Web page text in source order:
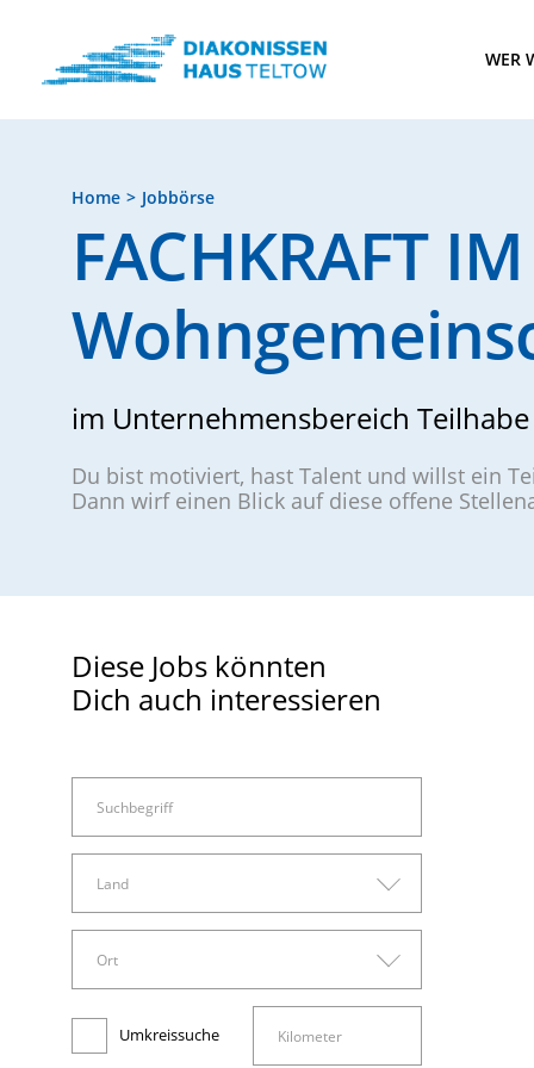
WER
Home Jobbörse
FACHKRAFT
im Unternehmensbereich
Du bist motiviert, hast Talent und willst ein
Dann wirf einen Blick auf diese offene
Diese Jobs könnten
Dich auch interessieren
Land
Ort
Ort
Umkreissuche
Arbeitswelt